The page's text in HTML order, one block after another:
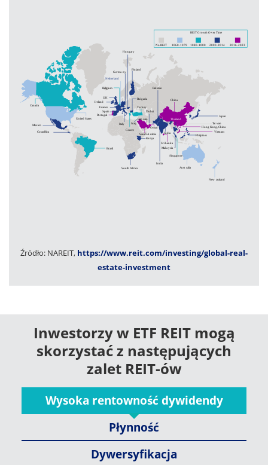
Źródło: NAREIT, https://www.reit.com/investing/global-real-
estate-investment
Inwestorzy w ETF REIT mogą
skorzystać z następujących
zalet REIT-ów
Wysoka rentowność dywidendy
Płynność
Dywersyfikacja